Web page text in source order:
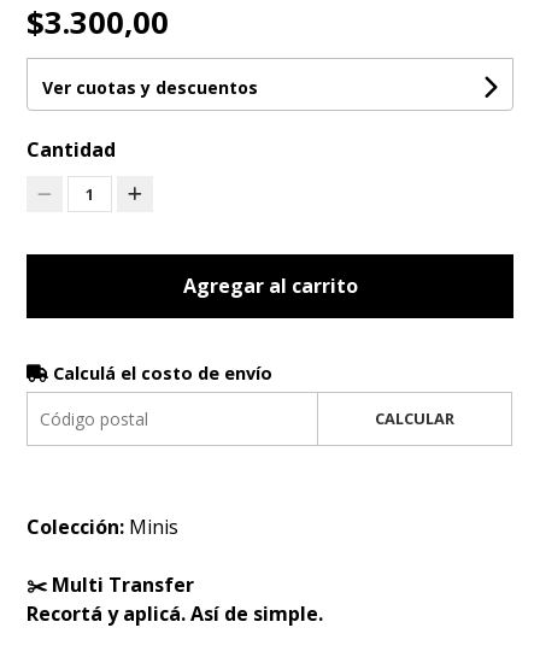
$3.300,00
Ver cuotas y descuentos
Cantidad
1
Agregar al carrito
Calculá el costo de envío
CALCULAR
Colección: Minis
✂️ Multi Transfer
Recortá y aplicá. Así de simple.